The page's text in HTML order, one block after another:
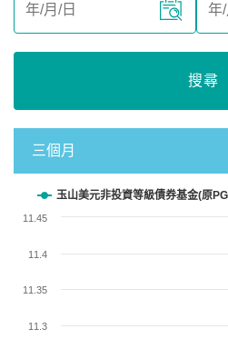
搜尋
三個月
Chart
View as data table, Chart
The chart has 1 Y axis
11.3
11.35
11.4
11.45
玉山美元非投資等級債券基金(原